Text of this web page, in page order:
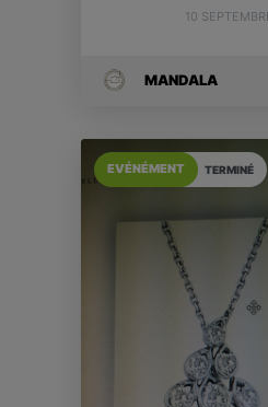
10
MANDALA
TERMINÉ
EVÉNÉMENT